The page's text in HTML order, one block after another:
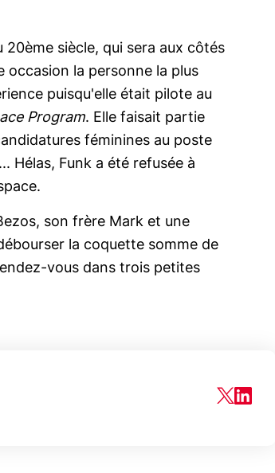
20ème siècle, qui sera aux côtés
occasion la personne la plus
puisqu'elle était pilote au
Program. Elle faisait partie
féminines au poste
Hélas, Funk a été refusée à
son frère Mark et une
la coquette somme de
vous dans trois petites